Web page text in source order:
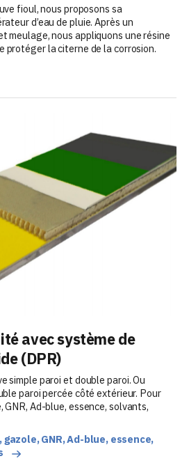
fioul, nous proposons sa
d’eau de pluie. Après un
meulage, nous appliquons une résine
protéger la citerne de la corrosion.
avec système de
(DPR)
simple paroi et double paroi. Ou
paroi percée côté extérieur. Pour
Ad-blue, essence, solvants,
GNR, Ad-blue, essence,